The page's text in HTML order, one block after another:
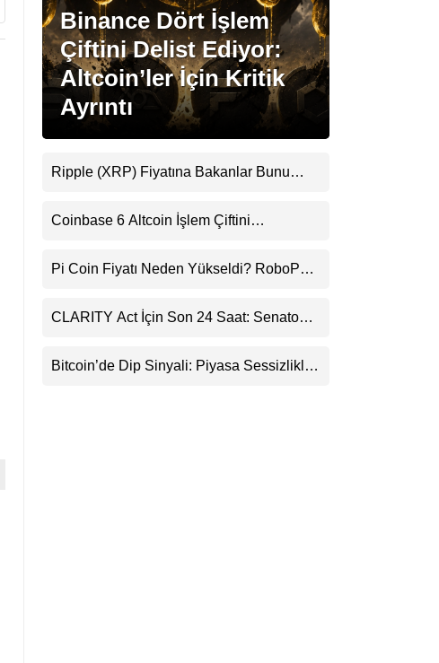
Pinterest
LinkedIn
Telegram
Binance Dört İşlem
Çiftini Delist Ediyor:
Altcoin’ler İçin Kritik
Ayrıntı
Ripple (XRP) Fiyatına Bakanlar Bunu
Uyarı
Coinbase 6 Altcoin İşlem Çiftini
Pi Coin Fiyatı Neden Yükseldi? RoboPay
Destekledi
CLARITY Act İçin Son 24 Saat: Senato
Beklentisini Bozabilir
Bitcoin’de Dip Sinyali: Piyasa Sessizlikle